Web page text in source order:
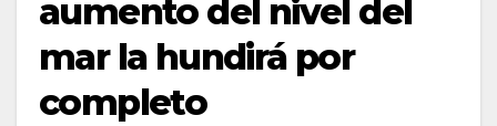
aumento del nivel del
mar la hundirá por
completo